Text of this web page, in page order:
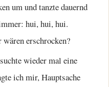
um und tanzte dauernd
hui, hui, hui.
erschrocken?
wieder mal eine
ich mir, Hauptsache